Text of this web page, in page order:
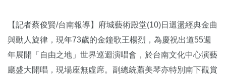
【記者蔡俊賢/台南報導】府城藝術殿堂(10)日迴盪經典金曲
與動人旋律，現年73歲的金鐘歌王楊烈，為慶祝出道55週
年展開「自由之地」世界巡迴演唱會，於台南文化中心演藝
廳盛大開唱，現場座無虛席。副總統蕭美琴亦特別南下觀賞